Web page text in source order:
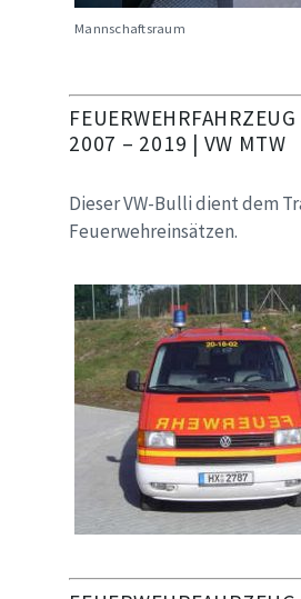
Mannschaftsraum
2007 – 2019 | VW MTW
Dieser VW-Bulli dient dem
Feuerwehreinsätzen.